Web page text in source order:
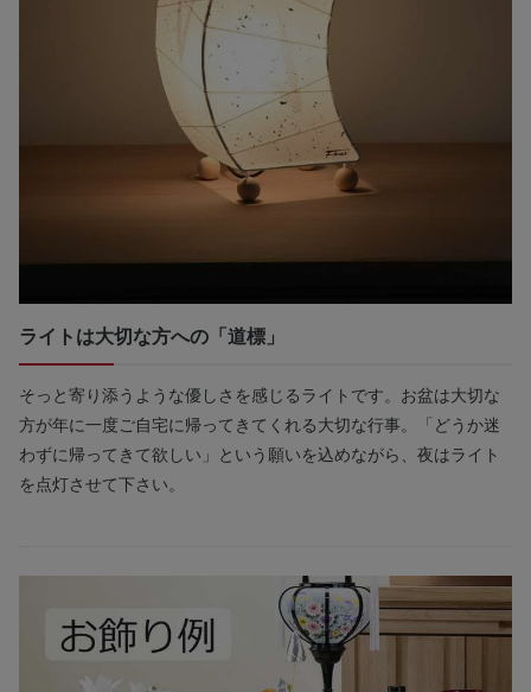
ライトは大切な方への「道標」
そっと寄り添うような優しさを感じるライトです。お盆は大切な
方が年に一度ご自宅に帰ってきてくれる大切な行事。「どうか迷
わずに帰ってきて欲しい」という願いを込めながら、夜はライト
を点灯させて下さい。